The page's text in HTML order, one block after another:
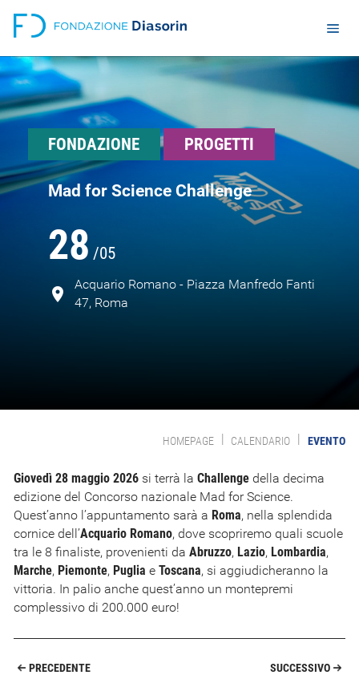
FONDAZIONE PROGETTI
Mad for Science Challenge
28 /05
Acquario Romano - Piazza Manfredo Fanti
47, Roma
HOMEPAGE CALENDARIO EVENTO
Giovedì 28 maggio 2026 si terrà laChallenge della decima
edizione del Concorso nazionale Mad for Science.
Quest’anno l’appuntamento sarà a Roma, nella splendida
cornice dell’Acquario Romano, dove scopriremo quali scuole
tra le 8 finaliste, provenienti daAbruzzo, Lazio, Lombardia,
Marche, Piemonte, PugliaeToscana, si aggiudicheranno la
vittoria. In palio anche quest’anno un montepremi
complessivo di 200.000 euro!
PRECEDENTE SUCCESSIVO